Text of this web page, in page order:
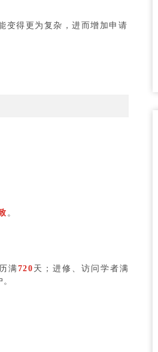
变得更为复杂，进而增加申请
。
满720 天；进修、访问学者满